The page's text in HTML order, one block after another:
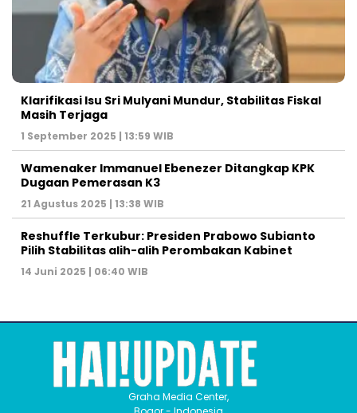
Klarifikasi Isu Sri Mulyani Mundur, Stabilitas Fiskal
Masih Terjaga
1 September 2025 | 13:59 WIB
Wamenaker Immanuel Ebenezer Ditangkap KPK
Dugaan Pemerasan K3
21 Agustus 2025 | 13:38 WIB
Reshuffle Terkubur: Presiden Prabowo Subianto
Pilih Stabilitas alih-alih Perombakan Kabinet
14 Juni 2025 | 06:40 WIB
Graha Media Center,